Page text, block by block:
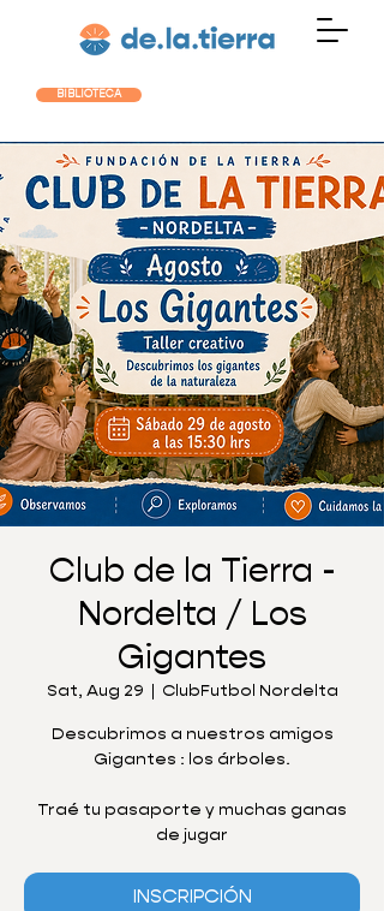
BIBLIOTECA
Club de la Tierra -
Nordelta / Los
Gigantes
Sat, Aug 29 ClubFutbol Nordelta
Descubrimos a nuestros amigos
Gigantes : los árboles.
Traé tu pasaporte y muchas ganas
de jugar
INSCRIPCIÓN